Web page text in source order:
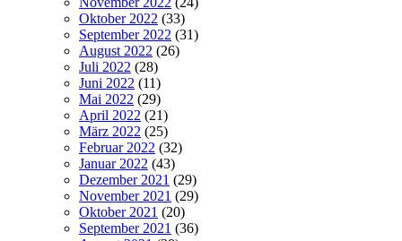
Oktober 2022 (33)
September 2022 (31)
August 2022 (26)
Juli 2022 (28)
Juni 2022 (11)
Mai 2022 (29)
April 2022 (21)
März 2022 (25)
Februar 2022 (32)
Januar 2022 (43)
Dezember 2021 (29)
November 2021 (29)
Oktober 2021 (20)
September 2021 (36)